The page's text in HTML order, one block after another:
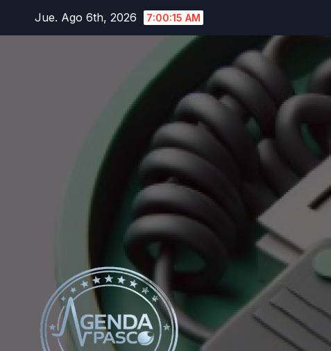
Jue. Ago 6th, 2026 7:00:16 AM